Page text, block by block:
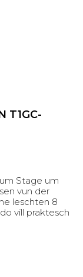
T1GC-
Stage um
vun der
leschten 8
vill praktesch